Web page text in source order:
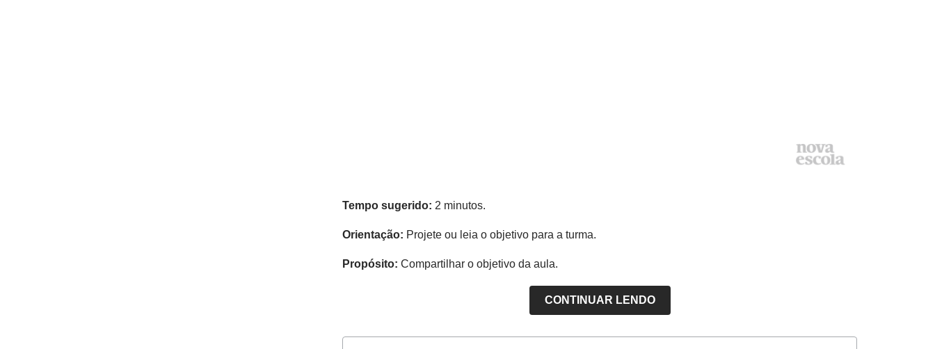
Tempo sugerido: 2 minutos.
Orientação: Projete ou leia o objetivo para a turma.
Propósito: Compartilhar o objetivo da aula.
CONTINUAR LENDO